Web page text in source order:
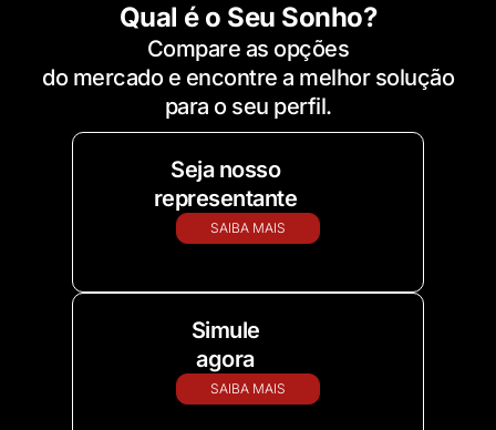
Qual é o Seu Sonho?
Compare as opções
do mercado e encontre a melhor solução
para o seu perfil.
Seja nosso
representante
SAIBA MAIS
Simule
agora
SAIBA MAIS